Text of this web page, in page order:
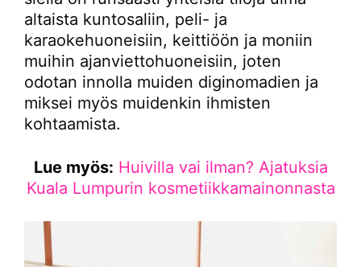
altaista kuntosaliin, peli- ja
karaokehuoneisiin, keittiöön ja moniin
muihin ajanviettohuoneisiin, joten
odotan innolla muiden diginomadien ja
miksei myös muidenkin ihmisten
kohtaamista.
Lue myös: Huivilla vai ilman? Ajatuksia
Kuala Lumpurin kosmetiikkamainonnasta